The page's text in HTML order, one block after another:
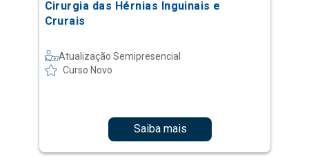
Cirurgia das Hérnias Inguinais e
Crurais
Atualização Semipresencial
Curso Novo
Saiba mais